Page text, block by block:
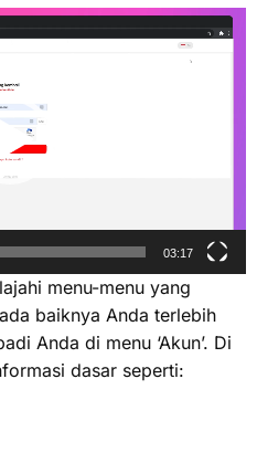
03:17
menu-menu yang
baiknya Anda terlebih
Anda di menu ‘Akun’. Di
dasar seperti: